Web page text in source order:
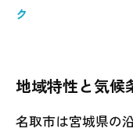
ク
地域特性と気候
名取市は宮城県の